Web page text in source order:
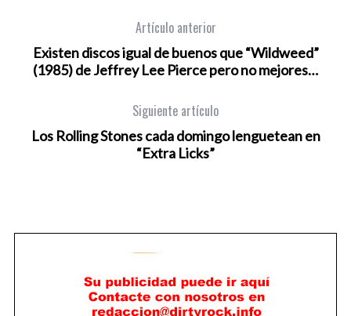
Artículo anterior
Existen discos igual de buenos que “Wildweed”
(1985) de Jeffrey Lee Pierce pero no mejores…
Siguiente artículo
Los Rolling Stones cada domingo lenguetean en
“Extra Licks”